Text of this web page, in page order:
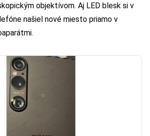
objektívom. Aj LED blesk si v
našiel nové miesto priamo v